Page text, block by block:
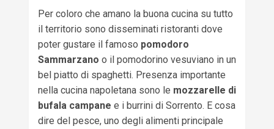
Per coloro che amano la buona cucina su tutto
il territorio sono disseminati ristoranti dove
poter gustare il famoso pomodoro
Sammarzano o il pomodorino vesuviano in un
bel piatto di spaghetti. Presenza importante
nella cucina napoletana sono le mozzarelle di
bufala campane e i burrini di Sorrento. E cosa
dire del pesce, uno degli alimenti principale